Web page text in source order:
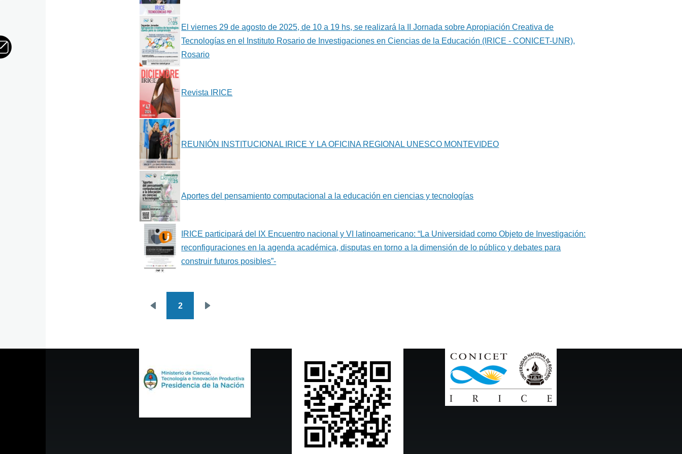
El viernes 29 de agosto de 2025, de 10 a 19 hs, se realizará la II Jornada sobre Apropiación Creativa de
Tecnologías en el Instituto Rosario de Investigaciones en Ciencias de la Educación (IRICE - CONICET-UNR),
Rosario
Revista IRICE
REUNIÓN INSTITUCIONAL IRICE Y LA OFICINA REGIONAL UNESCO MONTEVIDEO
Aportes del pensamiento computacional a la educación en ciencias y tecnologías
IRICE participará del IX Encuentro nacional y VI latinoamericano: “La Universidad como Objeto de Investigación:
reconfiguraciones en la agenda académica, disputas en torno a la dimensión de lo público y debates para
construir futuros posibles”-
Paginación
2